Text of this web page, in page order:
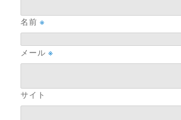
名前※
メール※
サイト